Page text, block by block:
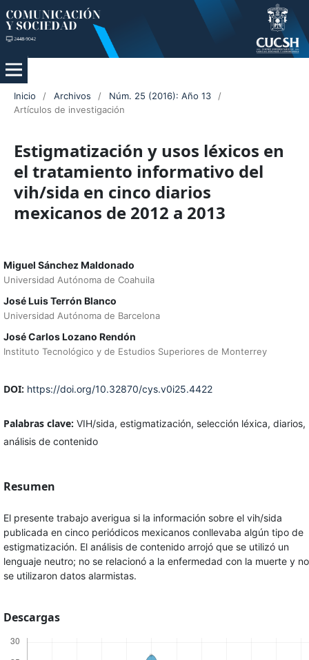
Inicio / Archivos / Núm. 25 (2016): Año 13
/
Artículos de investigación
Estigmatización y usos léxicos en
el tratamiento informativo del
vih/sida en cinco diarios
mexicanos de 2012 a 2013
Miguel Sánchez Maldonado
Universidad Autónoma de Coahuila
José Luis Terrón Blanco
Universidad Autónoma de Barcelona
José Carlos Lozano Rendón
Instituto Tecnológico y de Estudios Superiores de Monterrey
DOI: https://doi.org/10.32870/cys.v0i25.4422
Palabras clave: VIH/sida, estigmatización, selección léxica, diarios,
análisis de contenido
Resumen
El presente trabajo averigua si la información sobre el vih/sida
publicada en cinco periódicos mexicanos conllevaba algún tipo de
estigmatización. El análisis de contenido arrojó que se utilizó un
lenguaje neutro; no se relacionó a la enfermedad con la muerte y no
se utilizaron datos alarmistas.
Descargas